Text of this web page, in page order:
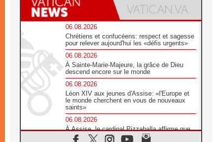
06.08.2026
Chrétiens et confucéens: respect et sagesse
pour relever aujourd'hui les «défis urgents»
06.08.2026
À Sainte-Marie-Majeure, la grâce de Dieu
descend encore sur le monde
06.08.2026
Léon XIV aux jeunes d'Assise: «l'Europe et
le monde cherchent en vous de nouveaux
saints»
06.08.2026
À Assise, le cardinal Pizzaballa affirme que
«les chrétiens veulent la paix»